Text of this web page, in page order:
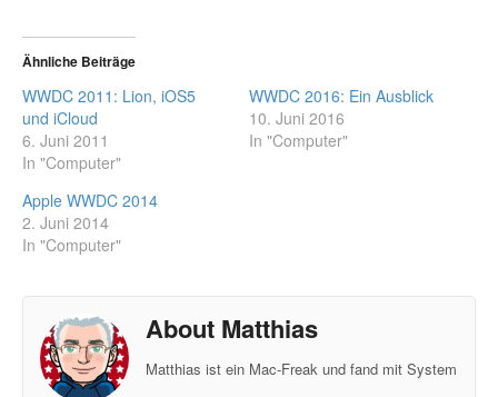
Ähnliche Beiträge
WWDC 2011: Lion, iOS5
und iCloud
6. Juni 2011
In "Computer"
WWDC 2016: Ein Ausblick
10. Juni 2016
In "Computer"
Apple WWDC 2014
2. Juni 2014
In "Computer"
About Matthias
Matthias ist ein Mac-Freak und fand mit System